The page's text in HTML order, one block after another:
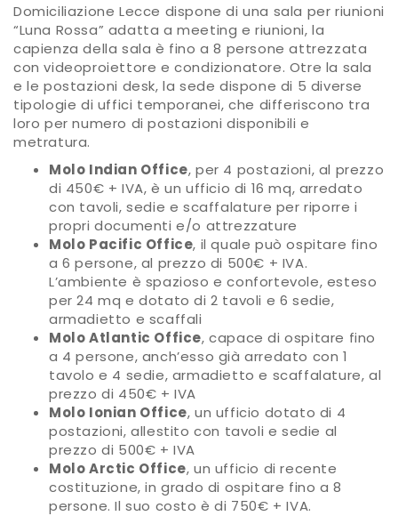
Domiciliazione Lecce dispone di una sala per riunioni
“Luna Rossa” adatta a meeting e riunioni, la
capienza della sala è fino a 8 persone attrezzata
con videoproiettore e condizionatore. Otre la sala
e le postazioni desk, la sede dispone di 5 diverse
tipologie di uffici temporanei, che differiscono tra
loro per numero di postazioni disponibili e
metratura.
Molo Indian Office, per 4 postazioni, al prezzo
di 450€ + IVA, è un ufficio di 16 mq, arredato
con tavoli, sedie e scaffalature per riporre i
propri documenti e/o attrezzature
Molo Pacific Office, il quale può ospitare fino
a 6 persone, al prezzo di 500€ + IVA.
L’ambiente è spazioso e confortevole, esteso
per 24 mq e dotato di 2 tavoli e 6 sedie,
armadietto e scaffali
Molo Atlantic Office, capace di ospitare fino
a 4 persone, anch’esso già arredato con 1
tavolo e 4 sedie, armadietto e scaffalature, al
prezzo di 450€ + IVA
Molo Ionian Office, un ufficio dotato di 4
postazioni, allestito con tavoli e sedie al
prezzo di 500€ + IVA
Molo Arctic Office, un ufficio di recente
costituzione, in grado di ospitare fino a 8
persone. Il suo costo è di 750€ + IVA.